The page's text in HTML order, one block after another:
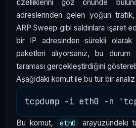
özelliklerini göz önünde
adreslerinden gelen yoğun
ARP Sweep gibi saldırılara işaret
bir IP adresinden sürekli olarak
paketleri alıyorsanız, bu durum
taraması gerçekleştirdiğini
Aşağıdaki komut ile bu tür bir
Bu komut, eth0
arayüzündeki